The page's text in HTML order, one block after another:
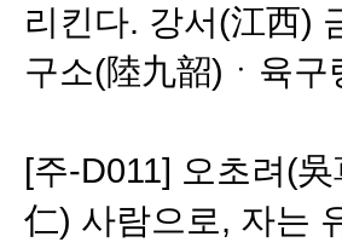
리킨다. 강서(江西)
구소(陸九韶)ㆍ육구
[주-D011] 오초려(
仁) 사람으로, 자는